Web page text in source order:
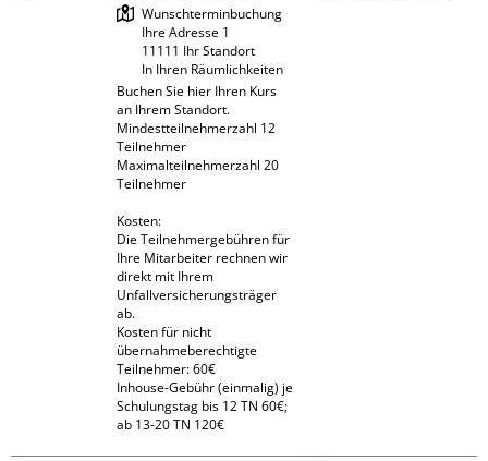
Wunschterminbuchung
Ihre Adresse 1
11111 Ihr Standort
In Ihren Räumlichkeiten
Buchen Sie hier Ihren Kurs
an Ihrem Standort.
Mindestteilnehmerzahl 12
Teilnehmer
Maximalteilnehmerzahl 20
Teilnehmer
Kosten:
Die Teilnehmergebühren für
Ihre Mitarbeiter rechnen wir
direkt mit Ihrem
Unfallversicherungsträger
ab.
Kosten für nicht
übernahmeberechtigte
Teilnehmer: 60€
Inhouse-Gebühr (einmalig) je
Schulungstag bis 12 TN 60€;
ab 13-20 TN 120€